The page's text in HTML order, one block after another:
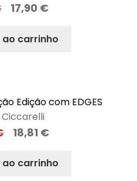
17,90 €
carrinho
Edição com EDGES
18,81 €
carrinho